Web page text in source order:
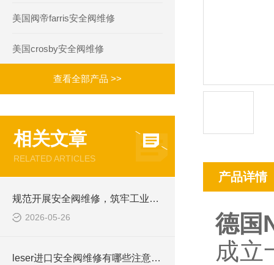
美国阀帝farris安全阀维修
美国crosby安全阀维修
查看全部产品 >>
相关文章
RELATED ARTICLES
规范开展安全阀维修，筑牢工业压力设备运行防线
2026-05-26
leser进口安全阀维修有哪些注意事项？
产品详情
德国
成立